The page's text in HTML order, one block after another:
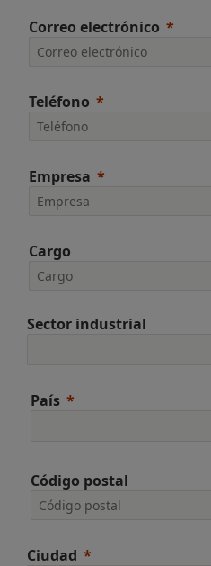
Correo electrónico
Teléfono
Empresa
Cargo
Sector industrial
País
Código postal
Ciudad